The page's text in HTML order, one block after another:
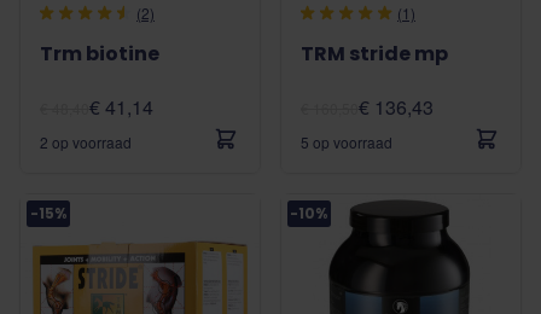
(2)
Trm biotine
€ 41,14
2 op voorraad
(1)
TRM stride mp
€ 136,43
5 op voorraad
-15% -10%